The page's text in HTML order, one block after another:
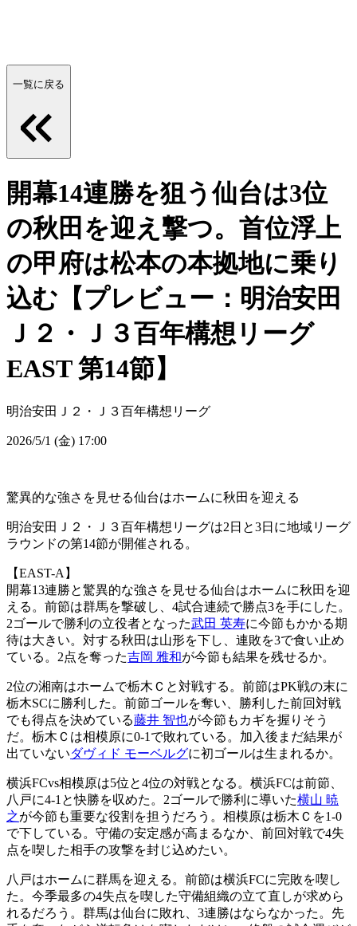
一覧に戻る
開幕14連勝を狙う仙台は3位
の秋田を迎え撃つ。首位浮上
の甲府は松本の本拠地に乗り
込む【プレビュー：明治安田
Ｊ２・Ｊ３百年構想リーグ
EAST 第14節】
明治安田Ｊ２・Ｊ３百年構想リーグ
2026/5/1 (金) 17:00
驚異的な強さを見せる仙台はホームに秋田を迎える
明治安田Ｊ２・Ｊ３百年構想リーグは2日と3日に地域リーグ
ラウンドの第14節が開催される。
【EAST-A】
開幕13連勝と驚異的な強さを見せる仙台はホームに秋田を迎
える。前節は群馬を撃破し、4試合連続で勝点3を手にした。
2ゴールで勝利の立役者となった武田 英寿に今節もかかる期
待は大きい。対する秋田は山形を下し、連敗を3で食い止め
ている。2点を奪った吉岡 雅和が今節も結果を残せるか。
2位の湘南はホームで栃木Ｃと対戦する。前節はPK戦の末に
栃木SCに勝利した。前節ゴールを奪い、勝利した前回対戦
でも得点を決めている藤井 智也が今節もカギを握りそう
だ。栃木Ｃは相模原に0-1で敗れている。加入後まだ結果が
出ていないダヴィド モーベルグに初ゴールは生まれるか。
横浜FCvs相模原は5位と4位の対戦となる。横浜FCは前節、
八戸に4-1と快勝を収めた。2ゴールで勝利に導いた横山 暁
之が今節も重要な役割を担うだろう。相模原は栃木Ｃを1-0
で下している。守備の安定感が高まるなか、前回対戦で4失
点を喫した相手の攻撃を封じ込めたい。
八戸はホームに群馬を迎える。前節は横浜FCに完敗を喫し
た。今季最多の4失点を喫した守備組織の立て直しが求めら
れるだろう。群馬は仙台に敗れ、3連勝はならなかった。先